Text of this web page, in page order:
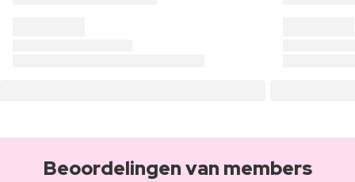
Beoordelingen van members